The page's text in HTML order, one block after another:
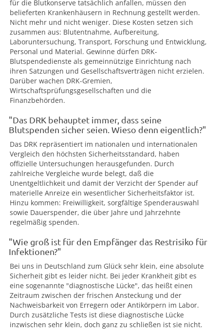
für die Blutkonserve tatsächlich anfallen, müssen den
belieferten Krankenhäusern in Rechnung gestellt werden.
Nicht mehr und nicht weniger. Diese Kosten setzen sich
zusammen aus: Blutentnahme, Aufbereitung,
Laboruntersuchung, Transport, Forschung und Entwicklung,
Personal und Material. Gewinne dürfen DRK-
Blutspendedienste als gemeinnützige Einrichtung nach
ihren Satzungen und Gesellschaftsverträgen nicht erzielen.
Darüber wachen DRK-Gremien,
Wirtschaftsprüfungsgesellschaften und die
Finanzbehörden.
"Das DRK behauptet immer, dass seine
Blutspenden sicher seien. Wieso denn eigentlich?"
Das DRK repräsentiert im nationalen und internationalen
Vergleich den höchsten Sicherheitsstandard, haben
offizielle Untersuchungen herausgefunden. Durch
zahlreiche Vergleiche wurde belegt, daß die
Unentgeltlichkeit und damit der Verzicht der Spender auf
materielle Anreize ein wesentlicher Sicherheitsfaktor ist.
Hinzu kommen: Freiwilligkeit, sorgfältige Spenderauswahl
sowie Dauerspender, die über Jahre und Jahrzehnte
regelmäßig spenden.
"Wie groß ist für den Empfänger das Restrisiko für
Infektionen?"
Bei uns in Deutschland zum Glück sehr klein, eine absolute
Sicherheit gibt es leider nicht. Bei jeder Krankheit gibt es
eine sogenannte "diagnostische Lücke", das heißt einen
Zeitraum zwischen der frischen Ansteckung und der
Nachweisbarkeit von Erregern oder Antikörpern im Labor.
Durch zusätzliche Tests ist diese diagnostische Lücke
inzwischen sehr klein, doch ganz zu schließen ist sie nicht.